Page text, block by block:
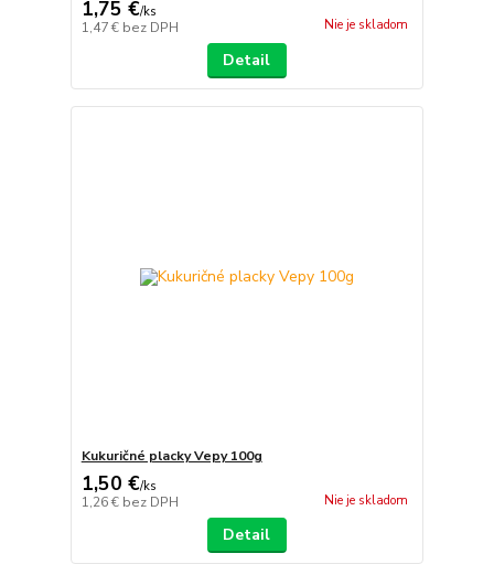
1,75 €/ks
1,47 € bez DPH Nie je skladom
Detail
Kukuričné placky Vepy 100g
1,50 €/ks
1,26 € bez DPH Nie je skladom
Detail